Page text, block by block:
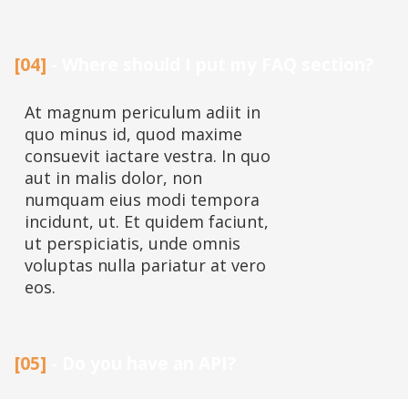
[04]
At magnum periculum adiit in
quo minus id, quod maxime
consuevit iactare vestra. In quo
aut in malis dolor, non
numquam eius modi tempora
incidunt, ut. Et quidem faciunt,
ut perspiciatis, unde omnis
voluptas nulla pariatur at vero
eos.
[05]